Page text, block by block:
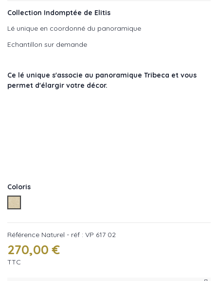
Collection Indomptée de Elitis
Lé unique en coordonné du panoramique
Echantillon sur demande
Ce lé unique s'associe au panoramique Tribeca et vous
permet d'élargir votre décor.
Coloris
Référence Naturel - réf : VP 617 02
270,00 €
TTC